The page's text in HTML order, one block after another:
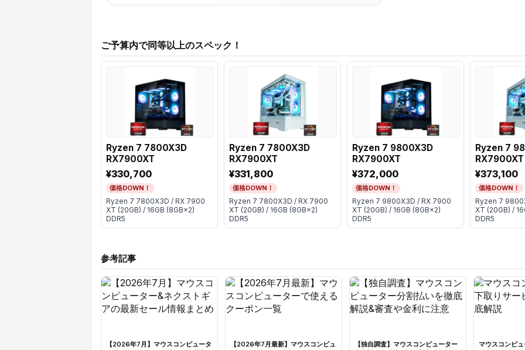
ご予算内で同等以上のスペック！
Ryzen 7 7800X3D
RX7900XT
¥330,700
価格DOWN！
Ryzen 7 7800X3D / RX 7900
XT (20GB) / 16GB (8GB×2)
DDR5
Ryzen 7 7800X3D
RX7900XT
¥331,800
価格DOWN！
Ryzen 7 7800X3D / RX 7900
XT (20GB) / 16GB (8GB×2)
DDR5
Ryzen 7 9800X3D
RX7900XT
¥372,000
価格DOWN！
Ryzen 7 9800X3D / RX 7900
XT (20GB) / 16GB (8GB×2)
DDR5
Ryzen 7
RX7900XT
¥373,100
価格DOWN！
Ryzen 7
XT (20GB) /
DDR5
参考記事
【2026年7月】マウスコンピュータ
【2026年7月最新】マウスコンピュ
【独自調査】マウスコンピューター
マウスコンピ